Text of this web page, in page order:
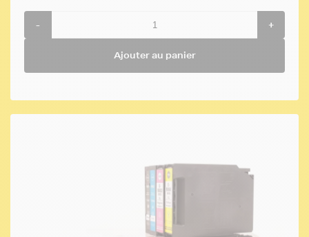
- +
Ajouter au panier